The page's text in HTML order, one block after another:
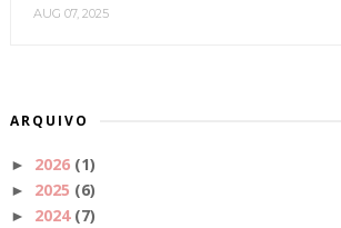
AUG 07, 2025
ARQUIVO
► 2026 (1)
► 2025 (6)
► 2024 (7)